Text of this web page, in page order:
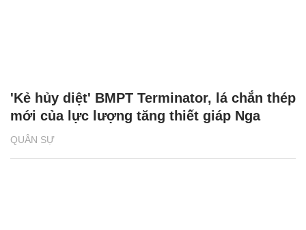
QUÂN SỰ
'Kẻ hủy diệt' BMPT Terminator, lá chắn thép
mới của lực lượng tăng thiết giáp Nga